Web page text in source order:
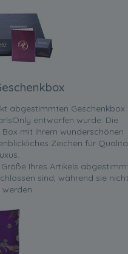
abgestimmten Geschenkbox
entworfen wurde. Die
mit ihrem wunderschönen
Zeichen für
Ihres Artikels
sind, während sie nicht